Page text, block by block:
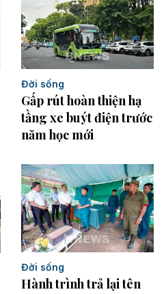
Đời sống
Gấp rút hoàn thiện hạ
tầng xe buýt điện trước
năm học mới
Đời sống
Hành trình trả lại tên